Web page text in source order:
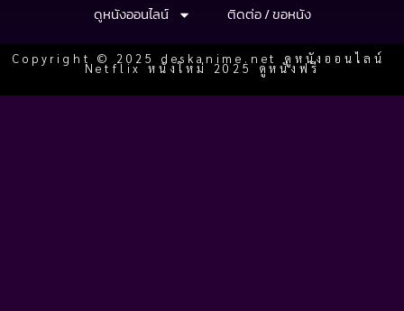
ดูหนังออนไลน์
ติดต่อ / ขอหนัง
Copyright © 2025 deskanime.net ดูหนังออนไลน์
Netflix หนังใหม่ 2025 ดูหนังฟรี